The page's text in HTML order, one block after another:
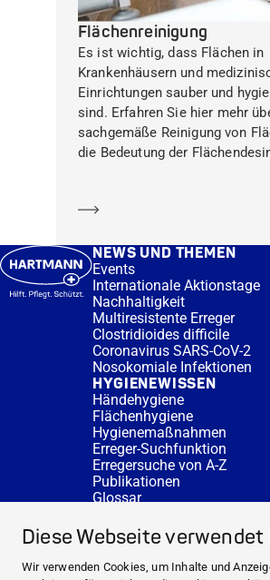
Diese Webseite verwendet
Wir verwenden Cookies, um Inhalte und
Flächenreinigung
Es ist wichtig, dass Flächen in
Krankenhäusern und
Einrichtungen sauber und
sind. Erfahren Sie hier mehr
sachgemäße Reinigung von
die Bedeutung der
NEWS UND THEMEN
Events
Internationale Aktionstage
Nachhaltigkeit
Multiresistente Erreger
Clostridioides difficile
Coronavirus SARS-CoV-2
Nosokomiale Infektionen
HYGIENEWISSEN
Händehygiene
Flächenhygiene
Hygienemaßnahmen
Erreger-Suchfunktion
Erregersuche von A-Z
Publikationen
Glossar
SERVICE
Fachberatung
DESINFACTS